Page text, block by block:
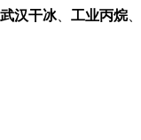
武汉干冰、 工业丙烷、